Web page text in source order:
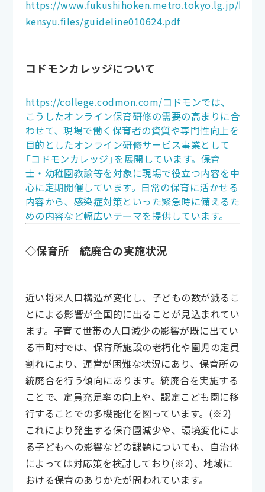
https://www.fukushihoken.metro.tokyo.lg.jp/
kensyu.files/guideline010624.pdf
コドモンカレッジについて
https://college.codmon.com/コドモンでは、
こうしたオンライン保育研修の需要の高まりに合
わせて、現場で働く保育者の資質や専門性向上を
目的としたオンライン研修サービス事業として
「コドモンカレッジ」を展開しています。保育
士・幼稚園教諭等を対象に現場で役立つ内容を中
心に定期開催しています。日常の保育に活かせる
内容から、感染症対策といった緊急時に備えるた
めの内容など幅広いテーマを提供しています。
◇保育所 統廃合の実施状況
近い将来人口構造が変化し、子どもの数が減るこ
とによる影響が全国的に出ることが見込まれてい
ます。子育て世帯の人口減少の影響が既に出てい
る市町村では、保育所施設の老朽化や園児の定員
割れにより、運営が困難な状況にあり、保育所の
統廃合を行う傾向にあります。統廃合を実施する
ことで、定員充足率の向上や、認定こども園に移
行することでの多機能化を図っています。(※2)
これにより発生する保育園減少や、環境変化によ
る子どもへの影響などの課題についても、自治体
によっては対応策を検討しており(※2)、地域に
おける保育のありかたが問われています。